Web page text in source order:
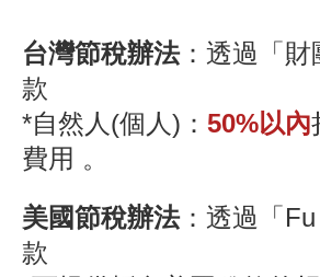
台灣節稅辦法： 透過「財
款
*自然人(個人)： 50%以內
費用 。
美國節稅辦法： 透過「
款